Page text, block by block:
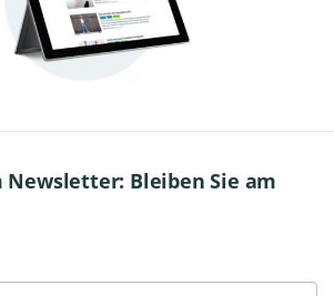
Newsletter: Bleiben Sie am